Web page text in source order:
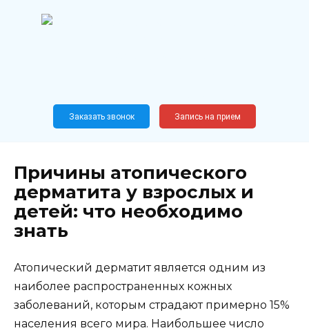
Новослободская, 62, к12
Заказать звонок Запись на прием
Причины атопического
дерматита у взрослых и
детей: что необходимо
знать
Атопический дерматит является одним из
наиболее распространенных кожных
заболеваний, которым страдают примерно 15%
населения всего мира. Наибольшее число